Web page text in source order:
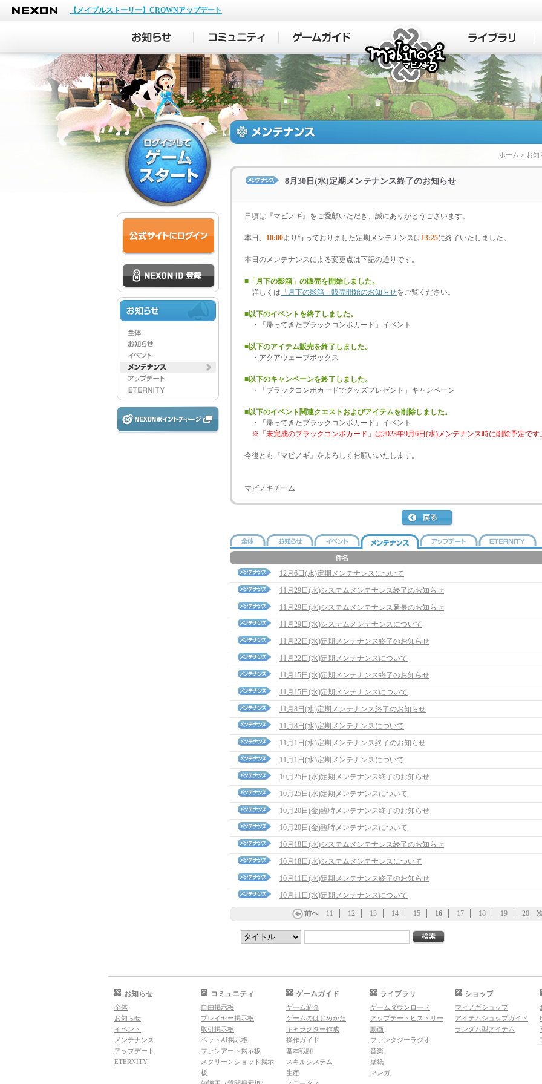
NEXON
【メイプルストーリー】CROWNアップデート
マビノギ
ホーム > お知
8月30日(水)定期メンテナンス終了のお知らせ
日頃は『マビノギ』をご愛顧いただき、誠にありがとうございます。
本日、 10:00より行っておりました定期メンテナンスは13:25に終了いたしました。
本日のメンテナンスによる変更点は下記の通りです。
■「月下の影箱」の販売を開始しました。
詳しくは 「月下の影箱」販売開始のお知らせをご覧ください。
■以下のイベントを終了しました。
・「帰ってきたブラックコンボカード」イベント
■以下のアイテム販売を終了しました。
・アクアウェーブボックス
■以下のキャンペーンを終了しました。
・「ブラックコンボカードでグッズプレゼント」キャンペーン
■以下のイベント関連クエストおよびアイテムを削除しました。
・「帰ってきたブラックコンボカード」イベント
※「未完成のブラックコンボカード」は2023年9月6日(水)メンテナンス時に削除予定です
今後とも『マビノギ』をよろしくお願いいたします。
マビノギチーム
12月6日(水)定期メンテナンスについて
11月29日(水)システムメンテナンス終了のお知らせ
11月29日(水)システムメンテナンス延長のお知らせ
11月29日(水)システムメンテナンスについて
11月22日(水)定期メンテナンス終了のお知らせ
11月22日(水)定期メンテナンスについて
11月15日(水)定期メンテナンス終了のお知らせ
11月15日(水)定期メンテナンスについて
11月8日(水)定期メンテナンス終了のお知らせ
11月8日(水)定期メンテナンスについて
11月1日(水)定期メンテナンス終了のお知らせ
11月1日(水)定期メンテナンスについて
10月25日(水)定期メンテナンス終了のお知らせ
10月25日(水)定期メンテナンスについて
10月20日(金)臨時メンテナンス終了のお知らせ
10月20日(金)臨時メンテナンスについて
10月18日(水)システムメンテナンス終了のお知らせ
10月18日(水)システムメンテナンスについて
10月11日(水)定期メンテナンス終了のお知らせ
10月11日(水)定期メンテナンスについて
前へ 11 12 13 14 15 16 17 18 19 20
お知らせ
全体
お知らせ
イベント
メンテナンス
アップデート
ETERNITY
コミュニティ
自由掲示板
プレイヤー掲示板
取引掲示板
ペットAI掲示板
ファンアート掲示板
スクリーンショット掲示
板
ゲームガイド
ゲーム紹介
ゲームのはじめかた
キャラクター作成
操作ガイド
基本戦闘
スキルシステム
生産
ライブラリ
ゲームダウンロード
アップデートヒストリー
動画
ファンタジーラジオ
音楽
壁紙
マンガ
ショップ
マビノギショップ
アイテムショップガイド
ランダム型アイテム